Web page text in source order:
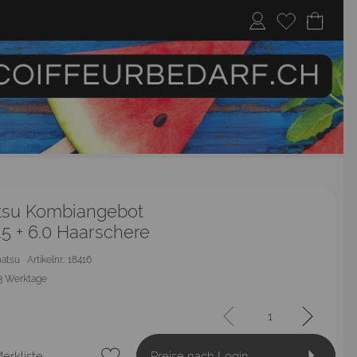
Kombiangebot
+ 6.0 Haarschere
Artikelnr.: 18416
Werktage